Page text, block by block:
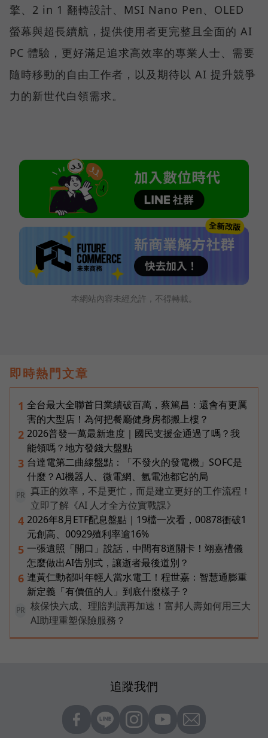
擎、2 in 1 翻轉設計、MSI Nano Pen、OLED
螢幕與超長續航，提供使用者更完整且全面的 AI
PC 體驗，更好滿足追求高效率的專業人士、需要
隨時移動的自由工作者，以及期待以 AI 提升競爭
力的新世代白領需求。
本網站內容未經允許，不得轉載。
即時熱門文章
1 全台最大全聯首日業績破百萬，蔡篤昌：還會有更厲
害的大型店！為何把餐廳健身房都搬上樓？
2 2026普發一萬最新進度｜國民支援金通過了嗎？我
能領嗎？地方發錢大盤點
3 台達電第二曲線盤點：「不發火的發電機」SOFC是
什麼？AI機器人、微電網、氫電池都它的局
PR
真正的效率，不是更忙，而是建立更好的工作流程！
立即了解《AI 人才全方位實戰課》
4 2026年8月ETF配息盤點｜19檔一次看，00878衝破1
元創高、00929殖利率逾16%
5 一張遺照「開口」說話，中間有8道關卡！翊嘉禮儀
怎麼做出AI告別式，讓逝者最後道別？
6 連黃仁勳都叫年輕人當水電工！程世嘉：智慧通膨重
新定義「有價值的人」到底什麼樣子？
PR
核保快六成、理賠判讀再加速！富邦人壽如何用三大
AI助理重塑保險服務？
追蹤我們